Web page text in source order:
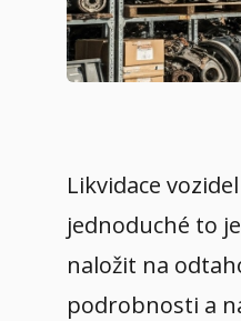
Likvidace
jednoduché to
naložit na
podrobnosti a